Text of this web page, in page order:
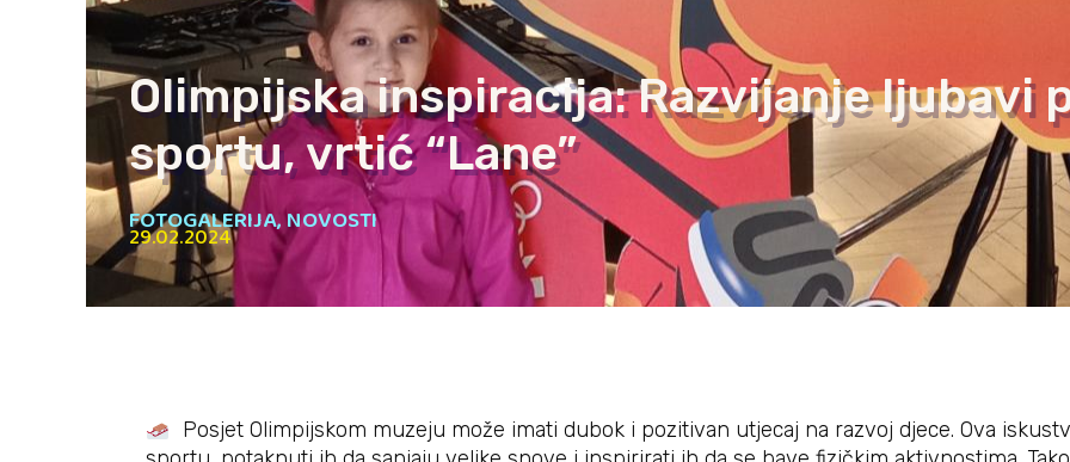
Olimpijska inspiracija: Razvijanje ljubavi
sportu, vrtić “Lane”
FOTOGALERIJA,NOVOSTI
29.02.2024
Posjet Olimpijskom muzeju može imati dubok i pozitivan utjecaj na razvoj djece. Ova